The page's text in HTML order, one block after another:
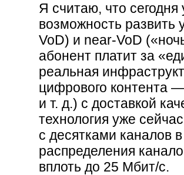
Я считаю, что сегодня
возможность развить
VoD) и near-VoD
абонент платит за
реальная
цифрового контента
и т. д.) с доставкой
технология уже
с десятками каналов
распределения
вплоть до 25 Мбит/с.